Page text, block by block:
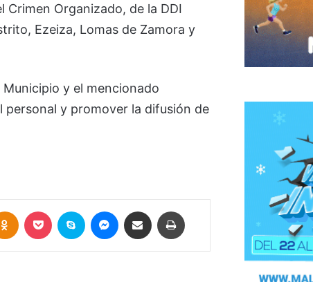
Crimen Organizado, de la DDI
Ezeiza, Lomas de Zamora y
y el mencionado
y promover la difusión de
Odnoklassniki
Pocket Skype MessengerCompartir por correo electrónico